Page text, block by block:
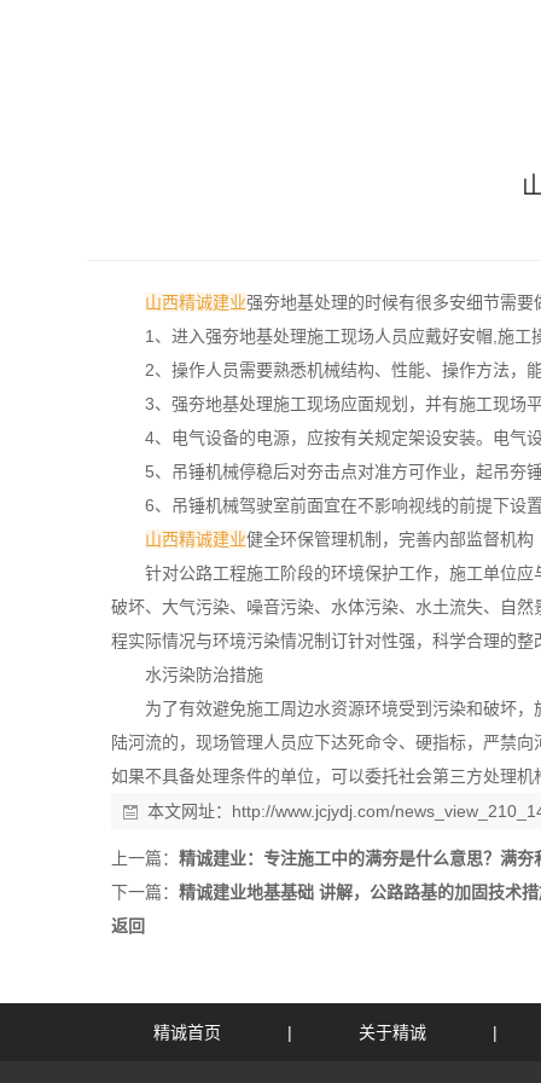
山西精诚建业强夯地基处理的时候有很多安细节需
1、进入强夯地基处理施工现场人员应戴好安帽,施
2、操作人员需要熟悉机械结构、性能、操作方法，
3、强夯地基处理施工现场应面规划，并有施工现场
4、电气设备的电源，应按有关规定架设安装。电气
5、吊锤机械停稳后对夯击点对准方可作业，起吊夯
6、吊锤机械驾驶室前面宜在不影响视线的前提下设
山西精诚建业健全环保管理机制，完善内部监督机构
针对公路工程施工阶段的环境保护工作，施工单位
破坏、大气污染、噪音污染、水体污染、水土流失、自
程实际情况与环境污染情况制订针对性强，科学合理的
水污染防治措施
为了有效避免施工周边水资源环境受到污染和破坏
陆河流的，现场管理人员应下达死命令、硬指标，严禁
如果不具备处理条件的单位，可以委托社会第三方处理
本文网址： http://www.jcjydj.com/
上一篇： 精诚建业：专注施工中的满夯是什么意思？满夯
下一篇： 精诚建业地基基础 讲解，公路路基的加固技术
返回
精诚首页 | 关于精诚 |